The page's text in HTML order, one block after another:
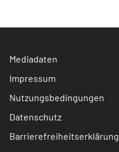
Mediadaten
Impressum
Nutzungsbedingungen
Datenschutz
Barrierefreiheitserklärung